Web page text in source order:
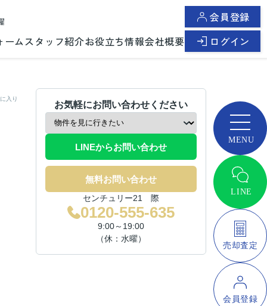
ーム スタッフ紹介お役立ち情報会社概要
会員登録
ログイン
入り
お気軽にお問い合わせください
LINEからお問い合わせ
無料お問い合わせ
センチュリー21 際
0120-555-635
9:00～19:00
（休：水曜）